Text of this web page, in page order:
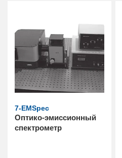
7-EMSpec
Оптико-эмиссионный
спектрометр